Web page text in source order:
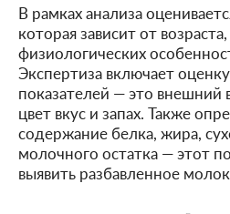
В рамках анализа
которая зависит от
физиологических
Экспертиза включает
показателей — это внешний
цвет вкус и запах. Также
содержание белка, жира,
молочного остатка — этот
выявить разбавленное